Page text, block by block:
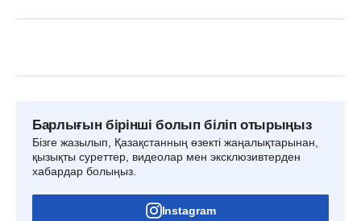
Барлығын бірінші болып біліп отырыңыз
Бізге жазылып, Қазақстанның өзекті жаңалықтарынан,
қызықты суреттер, видеолар мен эксклюзивтерден
хабардар болыңыз.
Instagram